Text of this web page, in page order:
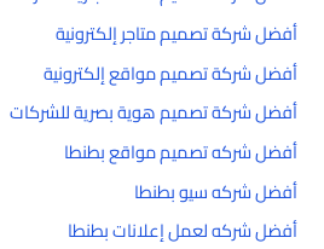
أفضل شركة تصميم متاجر إلكترونية
أفضل شركة تصميم مواقع إلكترونية
أفضل شركة تصميم هوية بصرية للشركات
أفضل شركه تصميم مواقع بطنطا
أفضل شركه سيو بطنطا
أفضل شركه لعمل إعلانات بطنطا